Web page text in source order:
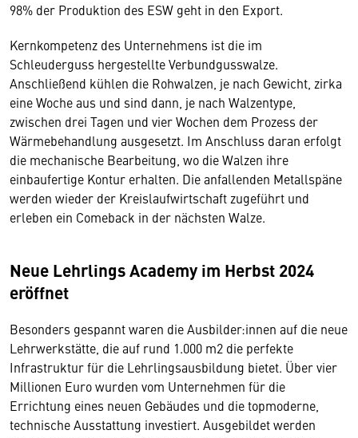
98% der Produktion des ESW geht in den Export.
Kernkompetenz des Unternehmens ist die im
Schleuderguss hergestellte Verbundgusswalze.
Anschließend kühlen die Rohwalzen, je nach Gewicht, zirka
eine Woche aus und sind dann, je nach Walzentype,
zwischen drei Tagen und vier Wochen dem Prozess der
Wärmebehandlung ausgesetzt. Im Anschluss daran erfolgt
die mechanische Bearbeitung, wo die Walzen ihre
einbaufertige Kontur erhalten. Die anfallenden Metallspäne
werden wieder der Kreislaufwirtschaft zugeführt und
erleben ein Comeback in der nächsten Walze.
Neue Lehrlings Academy im Herbst 2024
eröffnet
Besonders gespannt waren die Ausbilder:innen auf die neue
Lehrwerkstätte, die auf rund 1.000 m2 die perfekte
Infrastruktur für die Lehrlingsausbildung bietet. Über vier
Millionen Euro wurden vom Unternehmen für die
Errichtung eines neuen Gebäudes und die topmoderne,
technische Ausstattung investiert. Ausgebildet werden